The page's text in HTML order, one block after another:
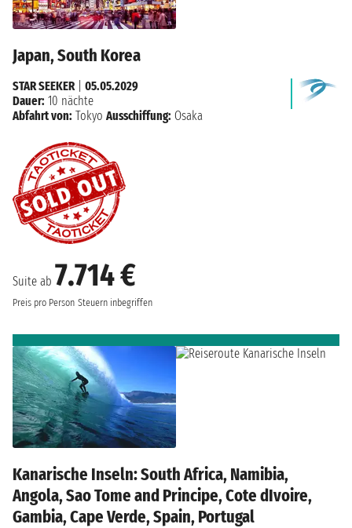
Japan, South Korea
Suite ab 7.714 €
Preis pro Person Steuern inbegriffen
STAR SEEKER| 05.05.2029
Dauer: 10 nächte
Abfahrt von: Tokyo Ausschiffung: Osaka
Kanarische Inseln: South Africa, Namibia,
Angola, Sao Tome and Principe, Cote dIvoire,
Gambia, Cape Verde, Spain, Portugal